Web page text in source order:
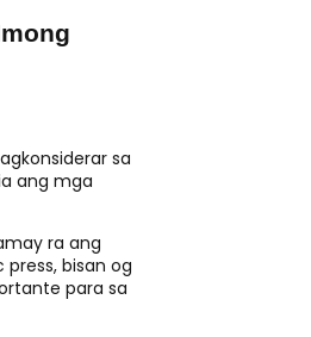
sa
ang mga
ra ang
bisan og
para sa